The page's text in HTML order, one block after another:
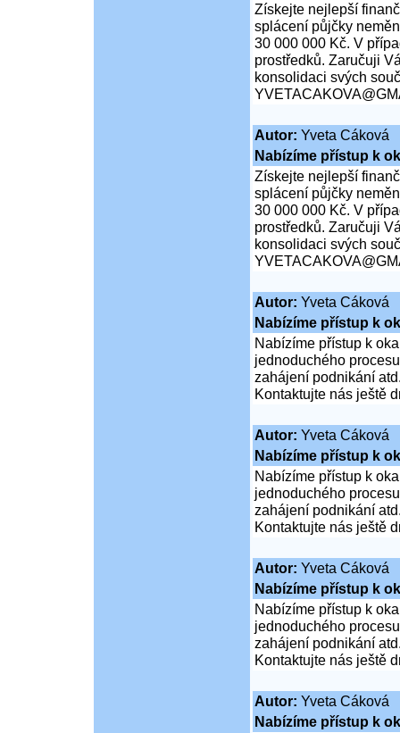
Získejte nejlepší
splácení půjčky
30 000 000 Kč. V
prostředků. Zaručuji
konsolidaci svých
Autor: Yveta Cáková
Nabízíme přístup k
Získejte nejlepší
splácení půjčky
30 000 000 Kč. V
prostředků. Zaručuji
konsolidaci svých
Autor: Yveta Cáková
Nabízíme přístup k
Nabízíme přístup k
jednoduchého
zahájení podnikání
Kontaktujte nás ještě
Autor: Yveta Cáková
Nabízíme přístup k
Nabízíme přístup k
jednoduchého
zahájení podnikání
Kontaktujte nás ještě
Autor: Yveta Cáková
Nabízíme přístup k
Nabízíme přístup k
jednoduchého
zahájení podnikání
Kontaktujte nás ještě
Autor: Yveta Cáková
Nabízíme přístup k